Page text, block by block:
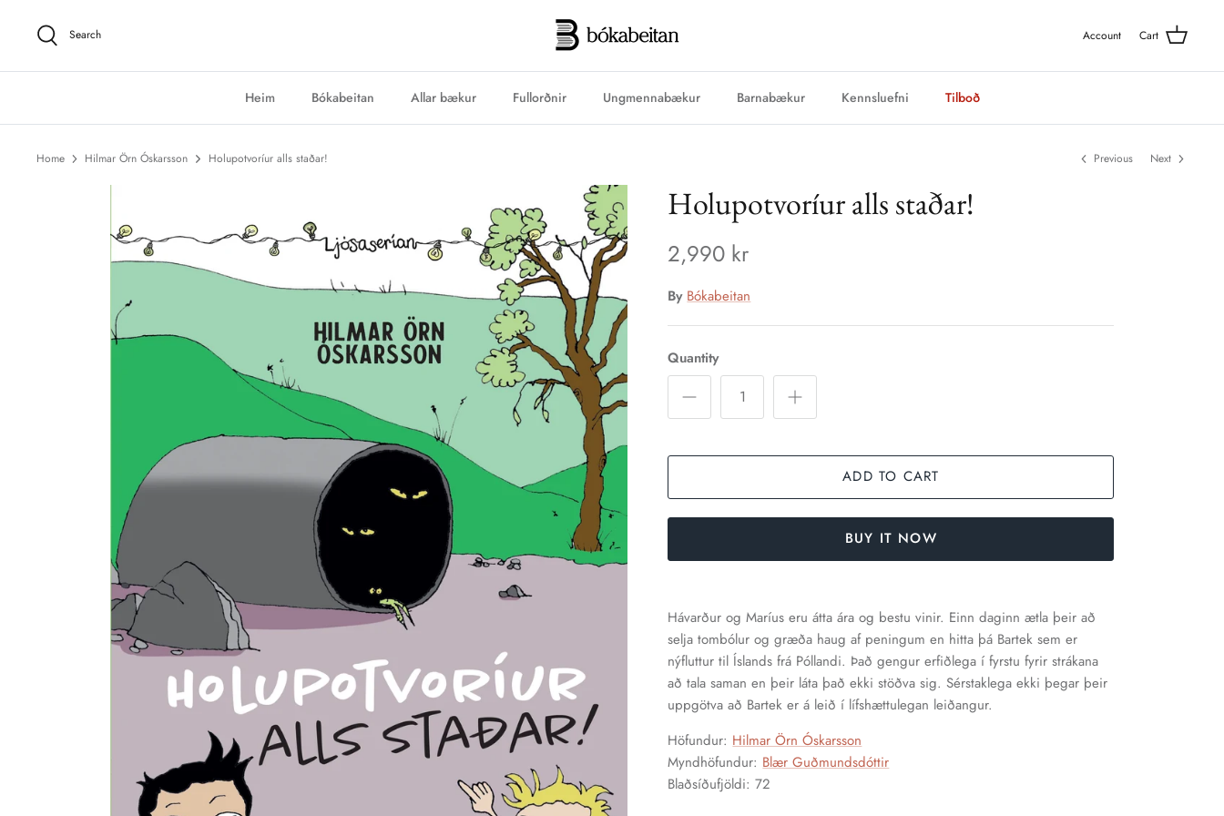
Search Account Cart
Heim Bókabeitan Allar bækur Fullorðnir Ungmennabækur Barnabækur Kennsluefni Tilboð
Home Hilmar Örn Óskarsson Holupotvoríur alls staðar! Previous Next
Holupotvoríur alls staðar!
2,990 kr
By Bókabeitan
Quantity
ADD TO CART
BUY IT NOW
Hávarður og Maríus eru átta ára og bestu vinir. Einn daginn ætla þeir að
selja tombólur og græða haug af peningum en hitta þá Bartek sem er
nýfluttur til Íslands frá Póllandi. Það gengur erfiðlega í fyrstu fyrir strákana
að tala saman en þeir láta það ekki stöðva sig. Sérstaklega ekki þegar þeir
uppgötva að Bartek er á leið í lífshættulegan leiðangur.
Höfundur: Hilmar Örn Óskarsson
Myndhöfundur: Blær Guðmundsdóttir
Blaðsíðufjöldi: 72